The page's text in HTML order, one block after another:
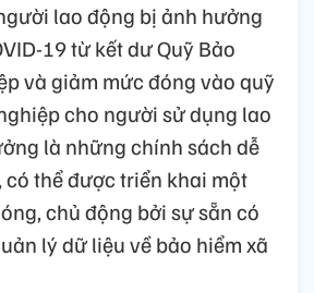
lao động bị ảnh hưởng
19 từ kết dư Quỹ Bảo
và giảm mức đóng vào quỹ
cho người sử dụng lao
là những chính sách dễ
thể được triển khai một
chủ động bởi sự sẵn có
lý dữ liệu về bảo hiểm xã